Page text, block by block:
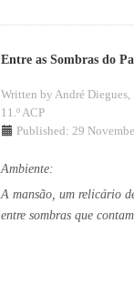
Entre as Sombras do
Written by André Diegues,
11.º ACP
Published: 29
Ambiente:
A mansão, um relicário
entre sombras que